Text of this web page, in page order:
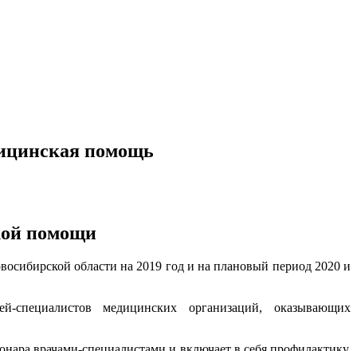
помощь
помощи
области на 2019 год и на плановый период 2020 и
специалистов медицинских организаций, оказывающих